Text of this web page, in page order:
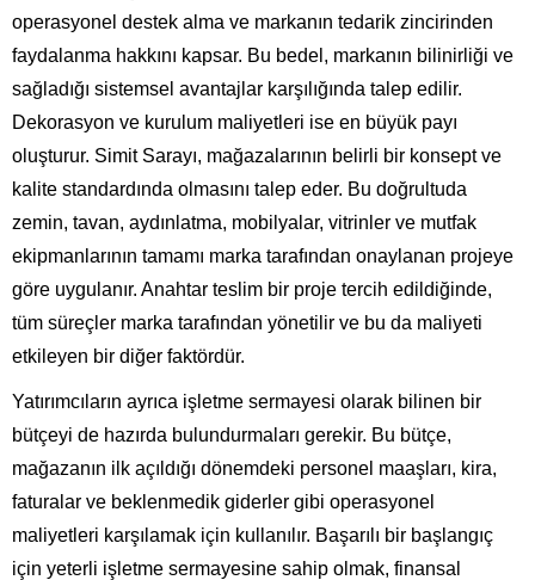
operasyonel destek alma ve markanın tedarik zincirinden
faydalanma hakkını kapsar. Bu bedel, markanın bilinirliği ve
sağladığı sistemsel avantajlar karşılığında talep edilir.
Dekorasyon ve kurulum maliyetleri ise en büyük payı
oluşturur. Simit Sarayı, mağazalarının belirli bir konsept ve
kalite standardında olmasını talep eder. Bu doğrultuda
zemin, tavan, aydınlatma, mobilyalar, vitrinler ve mutfak
ekipmanlarının tamamı marka tarafından onaylanan projeye
göre uygulanır. Anahtar teslim bir proje tercih edildiğinde,
tüm süreçler marka tarafından yönetilir ve bu da maliyeti
etkileyen bir diğer faktördür.
Yatırımcıların ayrıca işletme sermayesi olarak bilinen bir
bütçeyi de hazırda bulundurmaları gerekir. Bu bütçe,
mağazanın ilk açıldığı dönemdeki personel maaşları, kira,
faturalar ve beklenmedik giderler gibi operasyonel
maliyetleri karşılamak için kullanılır. Başarılı bir başlangıç
için yeterli işletme sermayesine sahip olmak, finansal